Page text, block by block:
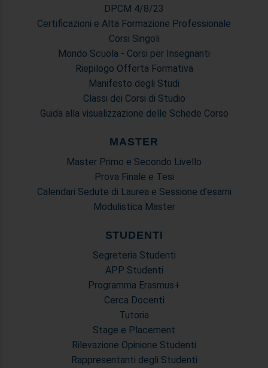
DPCM 4/8/23
Certificazioni e Alta Formazione Professionale
Corsi Singoli
Mondo Scuola - Corsi per Insegnanti
Riepilogo Offerta Formativa
Manifesto degli Studi
Classi dei Corsi di Studio
Guida alla visualizzazione delle Schede Corso
MASTER
Master Primo e Secondo Livello
Prova Finale e Tesi
Calendari Sedute di Laurea e Sessione d'esami
Modulistica Master
STUDENTI
Segreteria Studenti
APP Studenti
Programma Erasmus+
Cerca Docenti
Tutoria
Stage e Placement
Rilevazione Opinione Studenti
Rappresentanti degli Studenti